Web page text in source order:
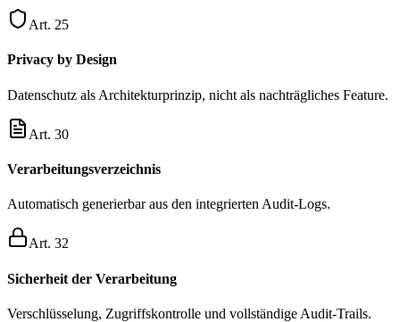
Art. 25
Privacy by Design
Datenschutz als Architekturprinzip, nicht als nachträgliches Feature.
Art. 30
Verarbeitungsverzeichnis
Automatisch generierbar aus den integrierten Audit-Logs.
Art. 32
Sicherheit der Verarbeitung
Verschlüsselung, Zugriffskontrolle und vollständige Audit-Trails.